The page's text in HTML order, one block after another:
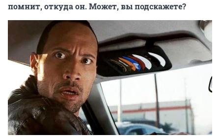
помнит, откуда он. Может, вы подскажете?